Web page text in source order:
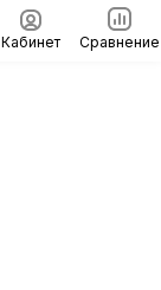
Кабинет Сравнение